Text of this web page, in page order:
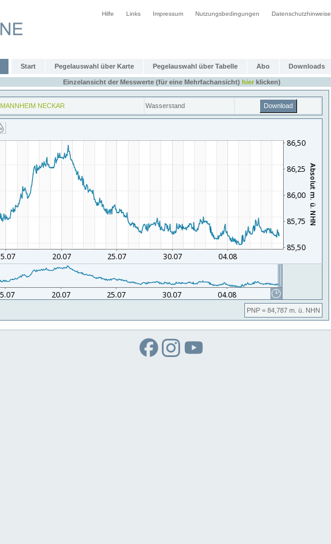
Hilfe Links Impressum Nutzungsbedingungen Datenschutzhinweise
Start Pegelauswahl über Karte Pegelauswahl über Tabelle Abo Downloads
Einzelansicht der Messwerte (für eine Mehrfachansicht) hierklicken)
MANNHEIM NECKAR Wasserstand Download
PNP = 84,787 m. ü. NHN